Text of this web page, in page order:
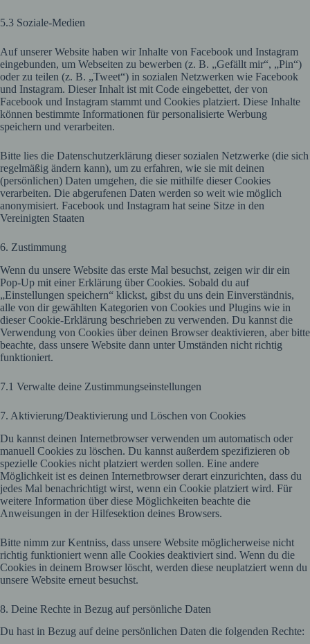
5.3 Soziale-Medien
Auf unserer Website haben wir Inhalte von Facebook und Instagram
eingebunden, um Webseiten zu bewerben (z. B. „Gefällt mir“, „Pin“)
oder zu teilen (z. B. „Tweet“) in sozialen Netzwerken wie Facebook
und Instagram. Dieser Inhalt ist mit Code eingebettet, der von
Facebook und Instagram stammt und Cookies platziert. Diese Inhalte
können bestimmte Informationen für personalisierte Werbung
speichern und verarbeiten.
Bitte lies die Datenschutzerklärung dieser sozialen Netzwerke (die sich
regelmäßig ändern kann), um zu erfahren, wie sie mit deinen
(persönlichen) Daten umgehen, die sie mithilfe dieser Cookies
verarbeiten. Die abgerufenen Daten werden so weit wie möglich
anonymisiert. Facebook und Instagram hat seine Sitze in den
Vereinigten Staaten
6. Zustimmung
Wenn du unsere Website das erste Mal besuchst, zeigen wir dir ein
Pop-Up mit einer Erklärung über Cookies. Sobald du auf
„Einstellungen speichern“ klickst, gibst du uns dein Einverständnis,
alle von dir gewählten Kategorien von Cookies und Plugins wie in
dieser Cookie-Erklärung beschrieben zu verwenden. Du kannst die
Verwendung von Cookies über deinen Browser deaktivieren, aber bitte
beachte, dass unsere Website dann unter Umständen nicht richtig
funktioniert.
7.1 Verwalte deine Zustimmungseinstellungen
7. Aktivierung/Deaktivierung und Löschen von Cookies
Du kannst deinen Internetbrowser verwenden um automatisch oder
manuell Cookies zu löschen. Du kannst außerdem spezifizieren ob
spezielle Cookies nicht platziert werden sollen. Eine andere
Möglichkeit ist es deinen Internetbrowser derart einzurichten, dass du
jedes Mal benachrichtigt wirst, wenn ein Cookie platziert wird. Für
weitere Information über diese Möglichkeiten beachte die
Anweisungen in der Hilfesektion deines Browsers.
Bitte nimm zur Kentniss, dass unsere Website möglicherweise nicht
richtig funktioniert wenn alle Cookies deaktiviert sind. Wenn du die
Cookies in deinem Browser löscht, werden diese neuplatziert wenn du
unsere Website erneut besuchst.
8. Deine Rechte in Bezug auf persönliche Daten
Du hast in Bezug auf deine persönlichen Daten die folgenden Rechte: